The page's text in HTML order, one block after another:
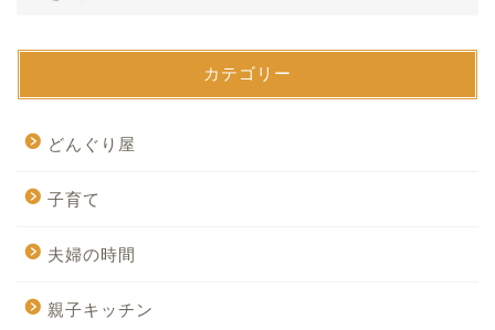
カテゴリー
どんぐり屋
子育て
夫婦の時間
親子キッチン